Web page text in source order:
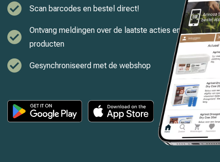
Scan barcodes en bestel direct!
Ontvang meldingen over de laatste acties en
producten
Gesynchroniseerd met de webshop